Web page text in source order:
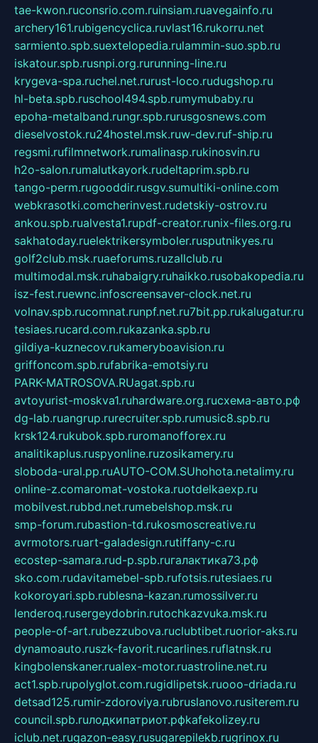
tae-kwon.ruconsrio.com.ruinsiam.ruavegainfo.ru
archery161.rubigencyclica.ruvlast16.rukorru.net
sarmiento.spb.suextelopedia.rulammin-suo.spb.ru
iskatour.spb.rusnpi.org.rurunning-line.ru
krygeva-spa.ruchel.net.rurust-loco.rudugshop.ru
hl-beta.spb.ruschool494.spb.rumymubaby.ru
epoha-metalband.rungr.spb.rurusgosnews.com
dieselvostok.ru24hostel.msk.ruw-dev.ruf-ship.ru
regsmi.rufilmnetwork.rumalinasp.rukinosvin.ru
h2o-salon.rumalutkayork.rudeltaprim.spb.ru
tango-perm.rugooddir.rusgv.sumultiki-online.com
webkrasotki.comcherinvest.rudetskiy-ostrov.ru
ankou.spb.rualvesta1.rupdf-creator.runix-files.org.ru
sakhatoday.ruelektrikersymboler.rusputnikyes.ru
golf2club.msk.ruaeforums.ruzallclub.ru
multimodal.msk.ruhabaigry.ruhaikko.rusobakopedia.ru
isz-fest.ruewnc.infoscreensaver-clock.net.ru
volnav.spb.rucomnat.runpf.net.ru7bit.pp.rukalugatur.ru
tesiaes.rucard.com.rukazanka.spb.ru
gildiya-kuznecov.rukameryboavision.ru
griffoncom.spb.rufabrika-emotsiy.ru
PARK-MATROSOVA.RUagat.spb.ru
avtoyurist-moskva1.ruhardware.org.ruсхема-авто.рф
dg-lab.ruangrup.rurecruiter.spb.rumusic8.spb.ru
krsk124.rukubok.spb.ruromanofforex.ru
analitikaplus.ruspyonline.ruzosikamery.ru
sloboda-ural.pp.ruAUTO-COM.SUhohota.netalimy.ru
online-z.comaromat-vostoka.ruotdelkaexp.ru
mobilvest.rubbd.net.rumebelshop.msk.ru
smp-forum.rubastion-td.rukosmoscreative.ru
avrmotors.ruart-galadesign.rutiffany-c.ru
ecostep-samara.rud-p.spb.ruгалактика73.рф
sko.com.rudavitamebel-spb.rufotsis.rutesiaes.ru
kokoroyari.spb.rublesna-kazan.rumossilver.ru
lenderoq.rusergeydobrin.rutochkazvuka.msk.ru
people-of-art.rubezzubova.ruclubtibet.ruorior-aks.ru
dynamoauto.ruszk-favorit.rucarlines.ruflatnsk.ru
kingbolenskaner.rualex-motor.ruastroline.net.ru
act1.spb.rupolyglot.com.rugidlipetsk.ruooo-driada.ru
detsad125.rumir-zdoroviya.rubruslanovo.rusiterem.ru
council.spb.ruлодкипатриот.рфkafekolizey.ru
iclub.net.rugazon-easy.rusugarepilekb.rugrinox.ru